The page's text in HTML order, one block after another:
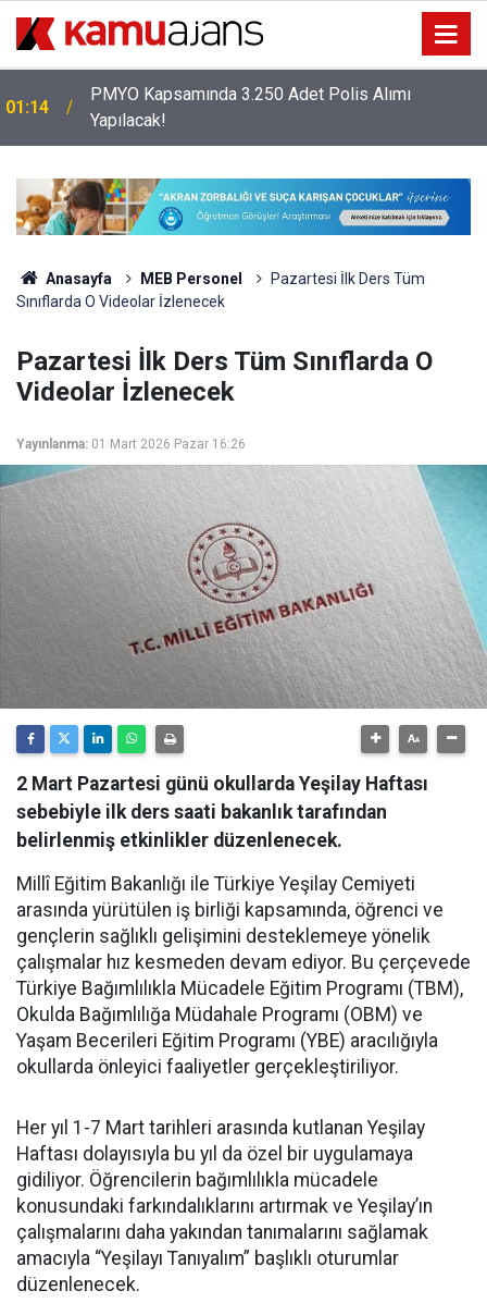
01:14
PMYO Kapsamında 3.250 Adet Polis Alımı
Yapılacak!
Anasayfa MEB Personel
Pazartesi İlk Ders Tüm
Sınıflarda O Videolar İzlenecek
Pazartesi İlk Ders Tüm Sınıflarda O
Videolar İzlenecek
Yayınlanma: 01 Mart 2026 Pazar 16:26
2 Mart Pazartesi günü okullarda Yeşilay Haftası
sebebiyle ilk ders saati bakanlık tarafından
belirlenmiş etkinlikler düzenlenecek.
Millî Eğitim Bakanlığı ile Türkiye Yeşilay Cemiyeti
arasında yürütülen iş birliği kapsamında, öğrenci ve
gençlerin sağlıklı gelişimini desteklemeye yönelik
çalışmalar hız kesmeden devam ediyor. Bu çerçevede
Türkiye Bağımlılıkla Mücadele Eğitim Programı (TBM),
Okulda Bağımlılığa Müdahale Programı (OBM) ve
Yaşam Becerileri Eğitim Programı (YBE) aracılığıyla
okullarda önleyici faaliyetler gerçekleştiriliyor.
Her yıl 1-7 Mart tarihleri arasında kutlanan Yeşilay
Haftası dolayısıyla bu yıl da özel bir uygulamaya
gidiliyor. Öğrencilerin bağımlılıkla mücadele
konusundaki farkındalıklarını artırmak ve Yeşilay’ın
çalışmalarını daha yakından tanımalarını sağlamak
amacıyla “Yeşilayı Tanıyalım” başlıklı oturumlar
düzenlenecek.